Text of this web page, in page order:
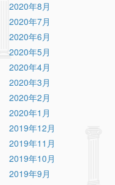
2020年8月
2020年7月
2020年6月
2020年5月
2020年4月
2020年3月
2020年2月
2020年1月
2019年12月
2019年11月
2019年10月
2019年9月